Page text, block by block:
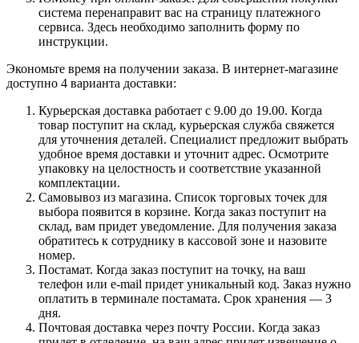
система перенаправит вас на страницу платежного
сервиса. Здесь необходимо заполнить форму по
инструкции.
Экономьте время на получении заказа. В интернет-магазине
доступно 4 варианта доставки:
Курьерская доставка работает с 9.00 до 19.00. Когда
товар поступит на склад, курьерская служба свяжется
для уточнения деталей. Специалист предложит выбрать
удобное время доставки и уточнит адрес. Осмотрите
упаковку на целостность и соответствие указанной
комплектации.
Самовывоз из магазина. Список торговых точек для
выбора появится в корзине. Когда заказ поступит на
склад, вам придет уведомление. Для получения заказа
обратитесь к сотруднику в кассовой зоне и назовите
номер.
Постамат. Когда заказ поступит на точку, на ваш
телефон или e-mail придет уникальный код. Заказ нужно
оплатить в терминале постамата. Срок хранения — 3
дня.
Почтовая доставка через почту России. Когда заказ